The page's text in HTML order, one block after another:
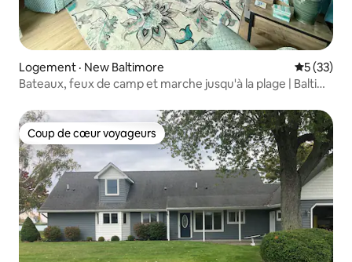
Logement · New Baltimore Note
5 (33)
Bateaux, feux de camp et marche jusqu'à la plage | Balti
Coup de cœur voyageurs
Coup de cœur voyageurs